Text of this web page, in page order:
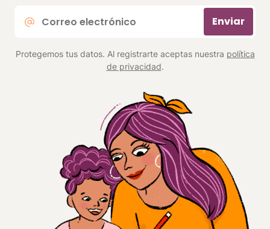
electrónico
Enviar
Protegemos tus datos. Al registrarte aceptas nuestra política
de privacidad.